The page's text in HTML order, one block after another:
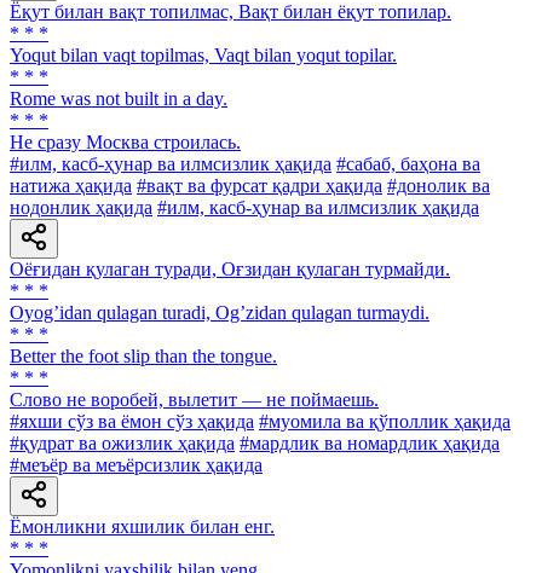
Ёқут билан вақт топилмас, Вақт билан ёқут топилар.
* * *
Yoqut bilan vaqt topilmas, Vaqt bilan yoqut topilar.
* * *
Rome was not built in a day.
* * *
He сразу Москва строилась.
#илм, касб-ҳунар ва илмсизлик ҳақида #сабаб, баҳона ва
натижа ҳақида #вақт ва фурсат қадри ҳақида #донолик ва
нодонлик ҳақида #илм, касб-ҳунар ва илмсизлик ҳақида
Оёғидан қулаган туради, Оғзидан қулаган турмайди.
* * *
Oyogʼidan qulagan turadi, Ogʼzidan qulagan turmaydi.
* * *
Better the foot slip than the tongue.
* * *
Слово не воробей, вылетит — не поймаешь.
#яхши сўз ва ёмон сўз ҳақида #муомила ва қўполлик ҳақида
#қудрат ва ожизлик ҳақида #мардлик ва номардлик ҳақида
#меъёр ва меъёрсизлик ҳақида
Ёмонликни яхшилик билан енг.
* * *